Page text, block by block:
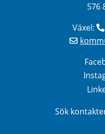
576
Växel:
Sök